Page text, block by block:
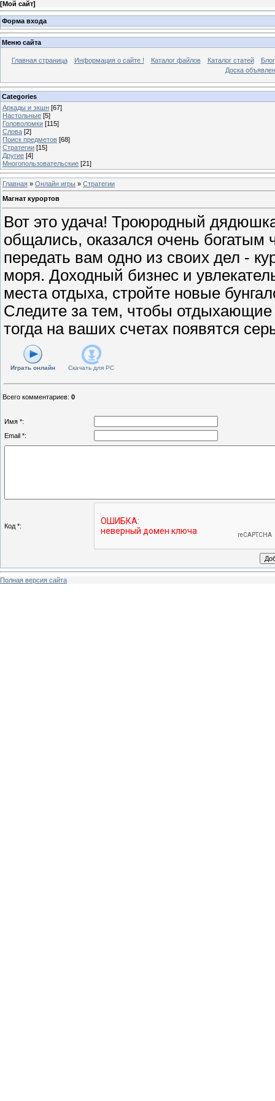
[Мой сайт]
Форма входа
Меню сайта
Главная страница Информация о сайте ! Каталог файлов Каталог статей
Блог
Доска
Categories
Аркады и экшн [67]
Настольные [5]
Головоломки [115]
Слова [2]
Поиск предметов [68]
Стратегии [15]
Другие [4]
Многопользовательские [21]
Главная » Онлайн игры » Стратегии
Магнат курортов
Вот это удача! Троюродный
общались, оказался очень
передать вам одно из своих дел -
моря. Доходный бизнес и
места отдыха, стройте новые
Следите за тем, чтобы
тогда на ваших счетах появятся
Играть онлайн Скачать для PC
Всего комментариев: 0
Имя *:
Email *:
Код *:
Полная версия сайта